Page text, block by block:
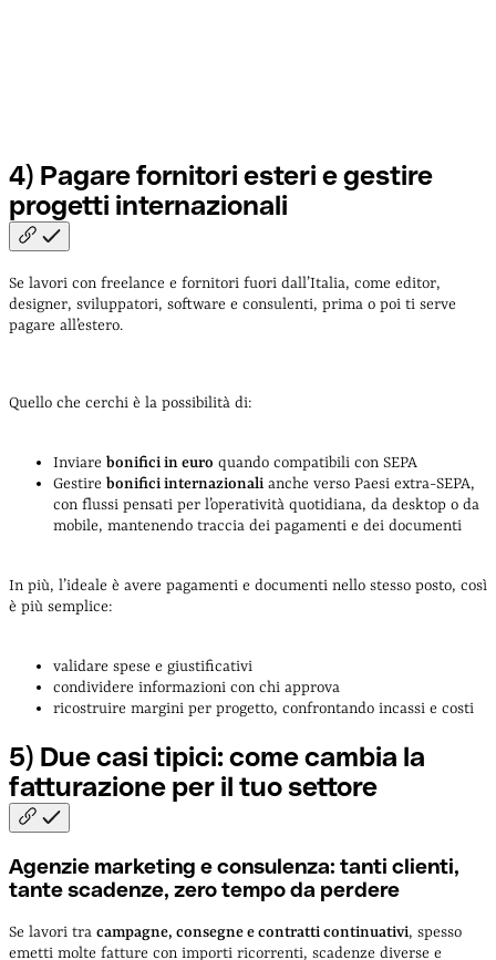
4) Pagare fornitori esteri e gestire
progetti internazionali
Se lavori con freelance e fornitori fuori dall’Italia, come editor,
designer, sviluppatori, software e consulenti, prima o poi ti serve
pagare all’estero.
Quello che cerchi è la possibilità di:
Inviare bonifici in euro quando compatibili con SEPA
Gestire bonifici internazionali anche verso Paesi extra-SEPA,
con flussi pensati per l’operatività quotidiana, da desktop o da
mobile, mantenendo traccia dei pagamenti e dei documenti
In più, l’ideale è avere pagamenti e documenti nello stesso posto, così
è più semplice:
validare spese e giustificativi
condividere informazioni con chi approva
ricostruire margini per progetto, confrontando incassi e costi
5) Due casi tipici: come cambia la
fatturazione per il tuosettore
Agenzie marketing e consulenza: tanti clienti,
tante scadenze, zero tempo da perdere
Se lavori tra campagne, consegne e contratti continuativi, spesso
emetti molte fatture con importi ricorrenti, scadenze diverse e